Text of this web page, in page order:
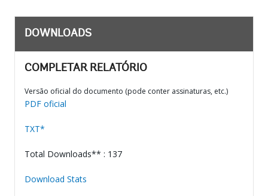
DOWNLOADS
COMPLETAR RELATÓRIO
Versão oficial do documento (pode conter assinaturas, etc.)
PDF oficial
TXT*
Total Downloads** : 137
Download Stats